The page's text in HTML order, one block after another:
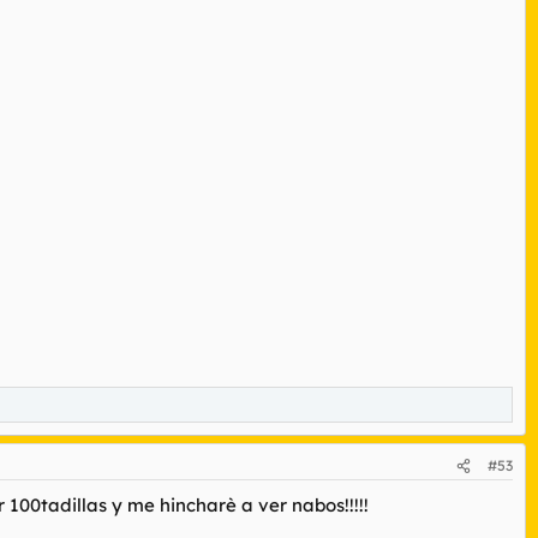
#53
y me hincharè a ver nabos!!!!!